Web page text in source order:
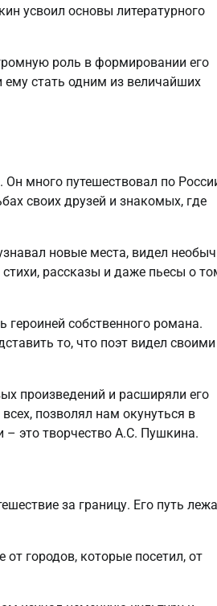
усвоил основы литературного
роль в формировании его
ему стать одним из величайших
много путешествовал по
своих друзей и знакомых, где
новые места, видел
рассказы и даже пьесы о
героиней собственного романа.
то, что поэт видел своими
произведений и расширяли его
позволял нам окунуться в
– это творчество А.С. Пушкина.
за границу. Его путь
городов, которые посетил, от